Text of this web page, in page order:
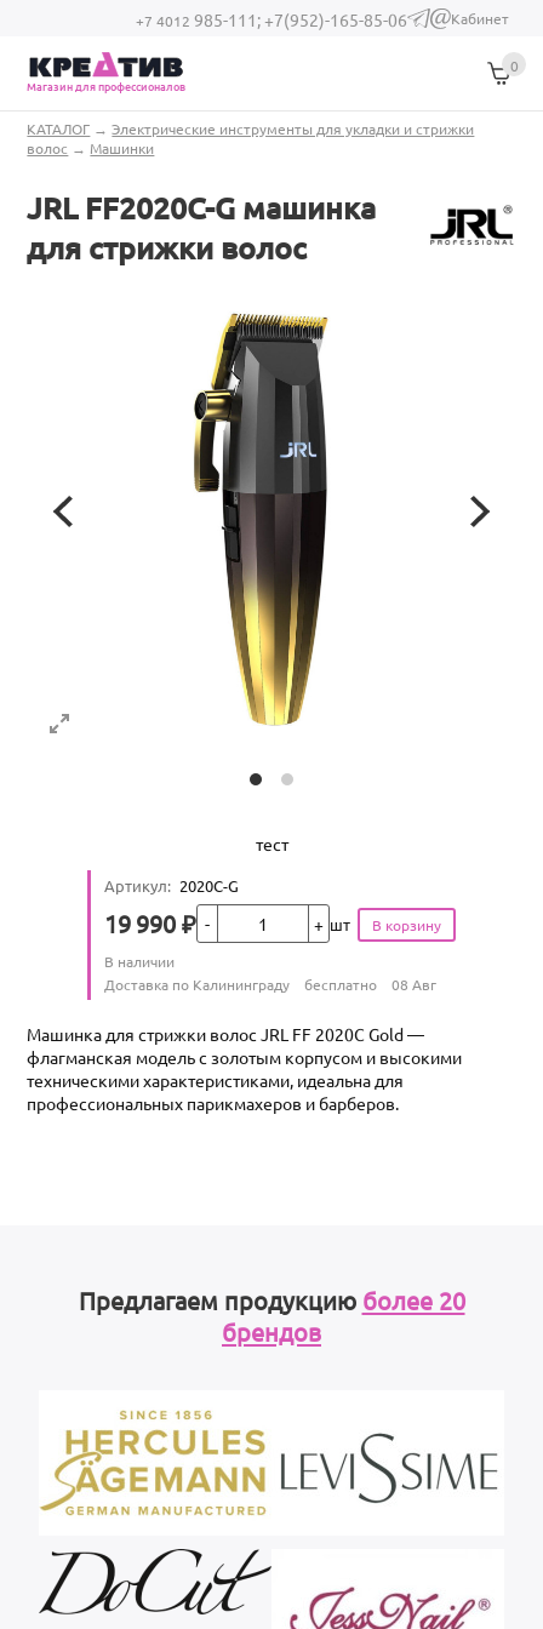
Перейти к основному содержанию
+7 4012 985-111;+7(952)-165-85-06
(link sends e-
Кабинет
Магазин для профессионалов
0
Вы здесь
КАТАЛОГ →Электрические инструменты для укладки и стрижки
волос → Машинки
JRL FF2020C-G машинка
для стрижки волос
тест
Артикул: 2020C-G
Цена
19 990 ₽Кол-во шт
Количество
В наличии
Условия доставки
Доставка по Калининграду бесплатно 08 Авг
Машинка для стрижки волос JRL FF 2020C Gold —
флагманская модель с золотым корпусом и высокими
техническими характеристиками, идеальна для
профессиональных парикмахеров и барберов.
Предлагаем продукцию более 20
брендов